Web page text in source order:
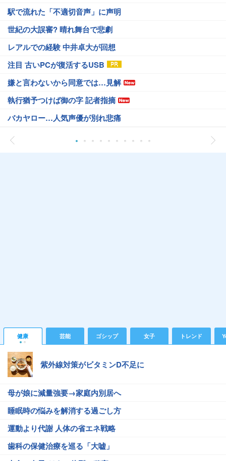
駅で流れた「不適切音声」に声明
世紀の大誤審? 晴れ舞台で悲劇
レアルでの経験 中井卓大が回想
注目 古いPCが復活するUSB
嫌と言わないから同意では…見解
執行猶予つけば御の字 記者指摘
バカヤロー…人気声優が別れ悲痛
健康 芸能 ゴシップ 女子 トレンド
紫外線対策がビタミンD不足に
母が娘に減量強要→家庭内別居へ
睡眠時の悩みを解消する過ごし方
運動より代謝 人体の省エネ戦略
歯科の保健治療を巡る「大嘘」